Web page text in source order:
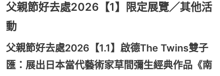
父親節好去處2026【1】限定展覽／其他活
動
父親節好去處2026【1.1】啟德The Twins雙子
匯：展出日本當代藝術家草間彌生經典作品《南